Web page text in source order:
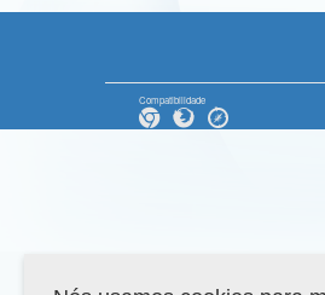
Compatibilidade